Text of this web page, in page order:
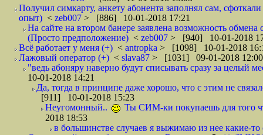
Получил симкарту, анкету абонента заполнял сам,
опыт) < zeb007 > [886] 10-01-2018 17:21
На сайте на втором банере заявлена возможность
(Просто предположение) < zeb007 > [940] 10-01-2018
Всё работает у меня (+) < antropka > [1098] 10-01-2018
Лажовый оператор (+) < slava87 > [1031] 09-01-2018 12:00
"ведь абоняру наверно будут списывать сразу за целый
10-01-2018 14:21
Да, тогда в принципе даже хорошо, что с этим не
[911] 10-01-2018 15:23
Неугомонный..
Ты СИМ-ки покупаешь для того
2018 18:53
в большинстве случаев я выжимаю из нее какие-то